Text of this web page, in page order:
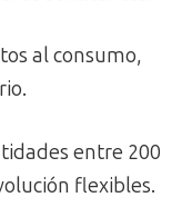
al consumo,
entre 200
flexibles.